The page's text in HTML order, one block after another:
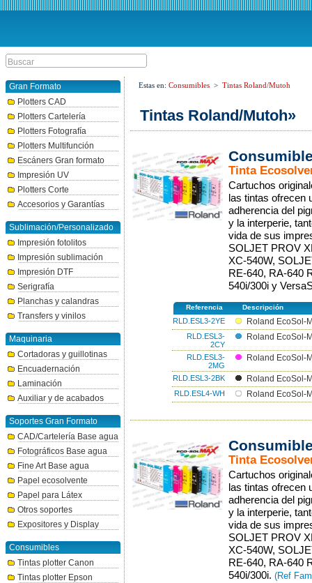
Gran Formato
Plotters CAD
Plotters Cartelería
Plotters Fotografía
Plotters Multifunción
Escáners Gran formato
Impresión UV
Plotters Corte
Accesorios y Garantías
Sublimación/Personalizado
Impresión fotolitos
Impresión sublimación
Impresión DTF
Serigrafía
Planchas y calandras
Transfers y vinilos
Maquinaria
Cortadoras y guillotinas
Encuadernación
Laminación
Auxiliar y de acabados
Soportes Gran Formato
CAD/Cartelería Base agua
Fotográficos Base agua
Fine Art Base agua
Papel ecosolvente
Papel para Látex
Otros soportes
Expositores y Display
Consumibles
Tintas plotter Canon
Tintas plotter Epson
Estas en: Consumibles > Tintas Roland/Mutoh
Tintas Roland/Mutoh»
Tinta
Cartuchos
las tintas ofrecen
adherencia del
y la interperie,
vida de sus
SOLJET PROV
XC-540W,
RE-640, RA-640
540i/300i y
Referencia Descripción
RLD.ESL3-2YE Roland EcoSol-
RLD.ESL3-
2CY
Roland EcoSol-
RLD.ESL3-
2MG
Roland EcoSol-
RLD.ESL3-2BK Roland EcoSol-
RLD.ESL4-WH Roland EcoSol-
Tinta
Cartuchos
las tintas ofrecen
adherencia del
y la interperie,
vida de sus
SOLJET PROV
XC-540W,
RE-640, RA-640
540i/300i. (Ref